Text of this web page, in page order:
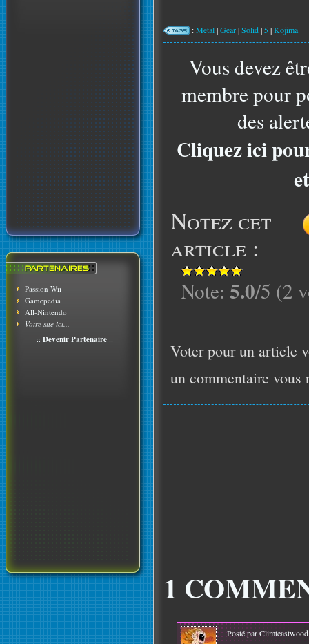
Passion Wii
Gamepedia
All-Nintendo
Votre site ici...
:: Devenir Partenaire ::
:Metal|Gear|Solid| 5 |Kojima
Vous devez
membre pour
des
Cliquez ici
Notez cet
article :
Note: 5.0/5 (2
Voter pour un article
un commentaire vous
1
Posté par